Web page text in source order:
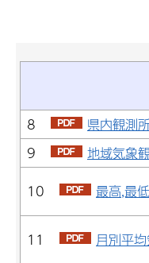
8
県内観測
9
地域気象
10
最高,最
11 月別平